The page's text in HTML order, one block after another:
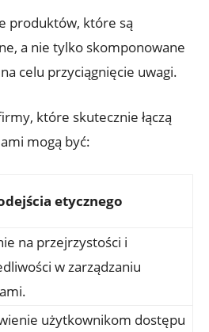
produktów, które są
a nie tylko skomponowane
celu przyciągnięcie uwagi.
które skutecznie łączą
mogą być:
etycznego
na przejrzystości i
w zarządzaniu
użytkownikom dostępu